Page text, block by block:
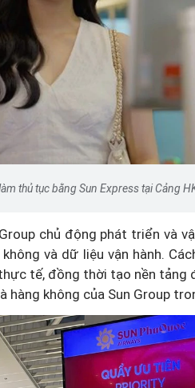
thủ tục bằng Sun Express tại Cảng
chủ động phát triển và
và dữ liệu vận hành.
tế, đồng thời tạo nền
hàng không của Sun Group